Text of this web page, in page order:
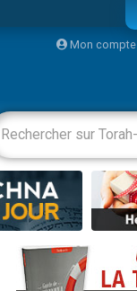
Mon compte
Livres